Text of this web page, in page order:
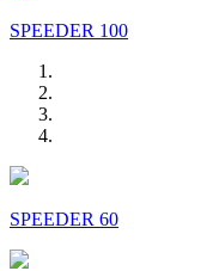
SPEEDER 100
SPEEDER 60